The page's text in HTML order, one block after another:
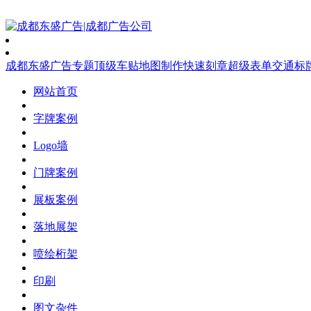
成都东盛广告专题顶级车贴地图制作快速刻章超级表单交通标
网站首页
字牌案例
Logo墙
门牌案例
展板案例
落地展架
喷绘桁架
印刷
图文杂件